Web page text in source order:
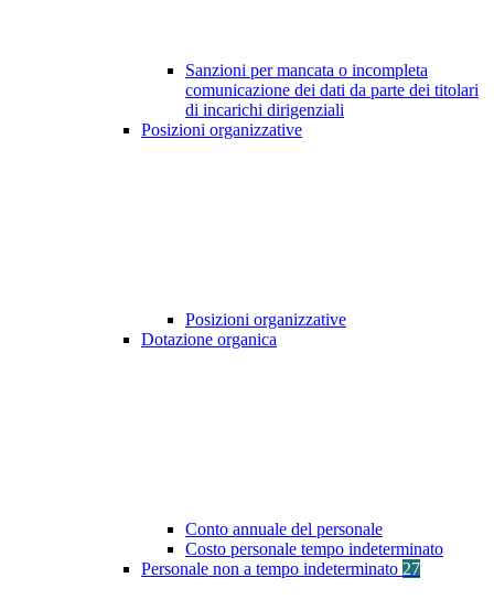
Sanzioni per mancata o incompleta
comunicazione dei dati da parte dei titolari
di incarichi dirigenziali
Posizioni organizzative
Posizioni organizzative
Dotazione organica
Conto annuale del personale
Costo personale tempo indeterminato
Personale non a tempo indeterminato 27